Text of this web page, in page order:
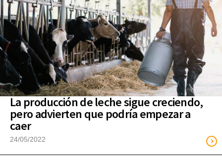
La producción de leche sigue creciendo,
pero advierten que podría empezar a
caer
24/05/2022